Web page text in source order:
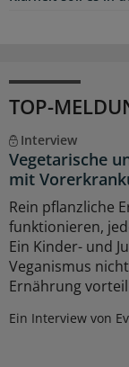
TOP-
Interview
Vegetarische
mit
Rein pflanzliche
funktionieren,
Ein Kinder- und
Veganismus
Ernährung
Ein Interview von